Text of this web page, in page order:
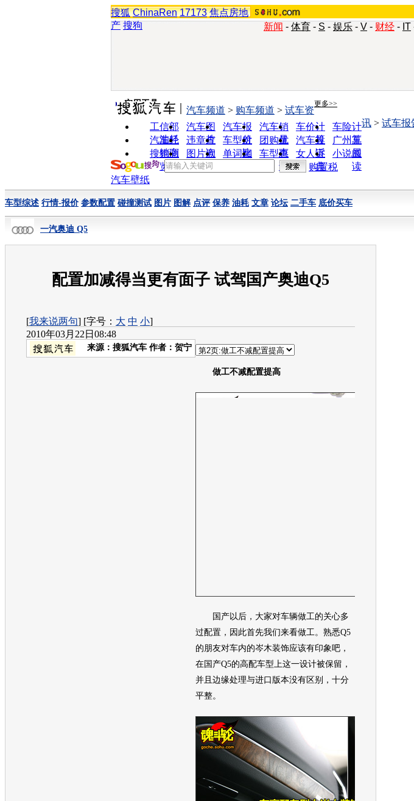
搜狐 ChinaRen 17173 焦点房地
产 搜狗 新闻 - 体育 - S - 娱乐 - V - 财经 - IT
实用工具 更多>>
工信部
油耗
汽车图
片
汽车报
价
汽车销
量
车价计
算
车险计
算
汽车经
销商
违章查
询
车型对
比
团购优
惠
汽车投
诉
广州车
展
搜狗浏
览器
图片欣
赏
单词翻
车型查
询
女人宝
典
小说阅
读
汽车频道 > 购车频道 > 试车资
讯 > 试车报
购置税
汽车壁纸
车型综述 行情-报价 参数配置 碰撞测试 图片 图解 点评 保养 油耗 文章 论坛 二手车 底价买车
一汽奥迪 Q5
配置加减得当更有面子 试驾国产奥迪Q5
[我来说两句] [字号： 大 中 小]
2010年03月22日08:48
来源： 搜狐汽车 作者：贺宁
做工不减配置提高
国产以后，大家对车辆做工的关心多
过配置，因此首先我们来看做工。熟悉Q5
的朋友对车内的岑木装饰应该有印象吧，
在国产Q5的高配车型上这一设计被保留，
并且边缘处理与进口版本没有区别，十分
平整。